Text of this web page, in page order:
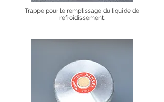
Trappe pour le remplissage du liquide de
refroidissement.